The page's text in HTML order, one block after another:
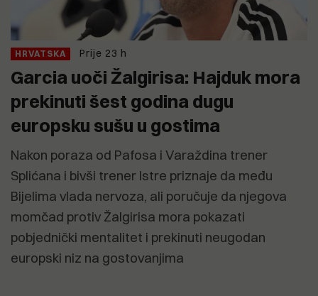
HRVATSKA Prije 23 h
Garcia uoči Žalgirisa: Hajduk mora
prekinuti šest godina dugu
europsku sušu u gostima
Nakon poraza od Pafosa i Varaždina trener
Splićana i bivši trener Istre priznaje da među
Bijelima vlada nervoza, ali poručuje da njegova
momčad protiv Žalgirisa mora pokazati
pobjednički mentalitet i prekinuti neugodan
europski niz na gostovanjima